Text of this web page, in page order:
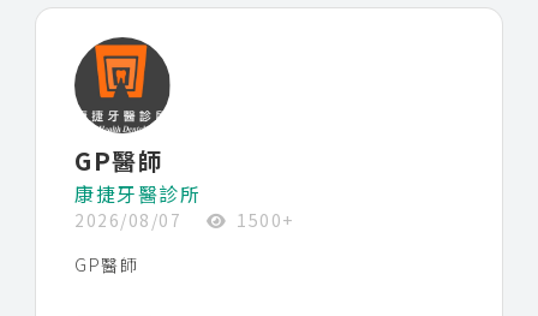
1. 一般牙科：洗牙、補牙、根管治療、牙周病、
拔牙等等
2. 贋復美學：貼片、3D齒雕、全瓷/鋯冠等等
3. 全口重建、植牙、居家美白、牙齦整形等等
4.隱適美、傳統矯正、
GP醫師
康捷牙醫診所
2026/08/07
1500+
GP醫師